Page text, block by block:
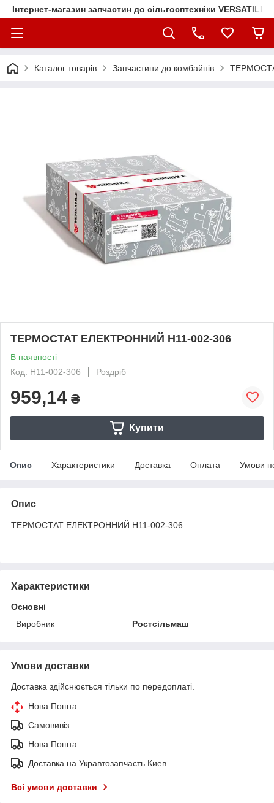
Інтернет-магазин запчастин до сільгосптехніки VERSATILE
Каталог товарів Запчастини до комбайнів
ТЕРМОСТАТ ЕЛЕКТРОННИЙ Н11-002-306
В наявності
Код: Н11-002-306
Роздріб
959,14 ₴
Купити
Опис Характеристики Доставка Оплата Умови
Опис
ТЕРМОСТАТ ЕЛЕКТРОННИЙ Н11-002-306
Характеристики
Основні
Виробник
Ростсільмаш
Умови доставки
Доставка здійснюється тільки по передоплаті.
Нова Пошта
Самовивіз
Нова Пошта
Доставка на Укравтозапчасть Киев
Всі умови доставки